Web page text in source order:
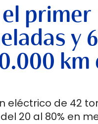
primer
y
km
eléctrico de 42
20 al 80% en